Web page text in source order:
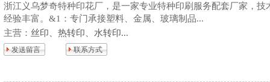
浙江义乌梦奇特种印花厂，是一家专业特种印刷服务配套厂家，技
经验丰富。&1：专门承接塑料、金属、玻璃制品...
主营： 丝印、热转印、水转印...
发送留言 联系方式